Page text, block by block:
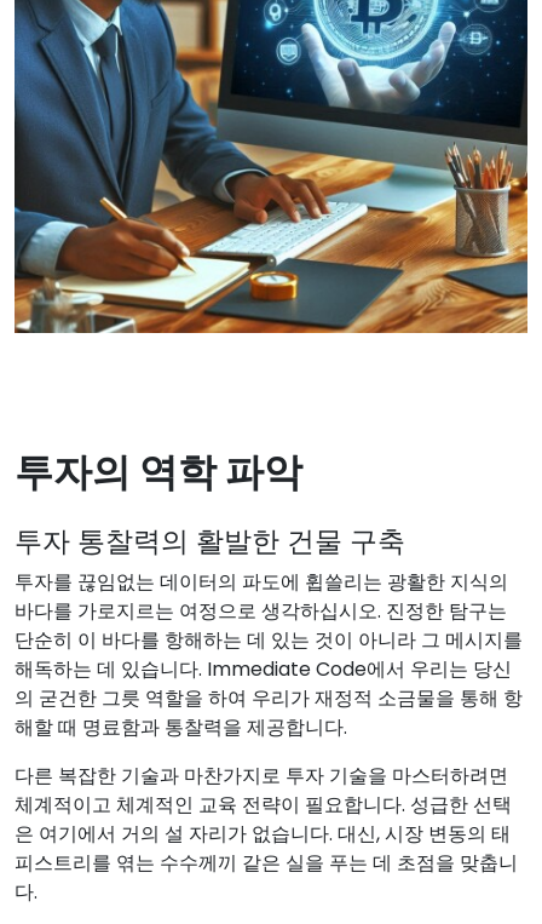
투자의 역학 파악
투자 통찰력의 활발한 건물 구축
투자를 끊임없는 데이터의 파도에 휩쓸리는 광활한 지식의
바다를 가로지르는 여정으로 생각하십시오. 진정한 탐구는
단순히 이 바다를 항해하는 데 있는 것이 아니라 그 메시지를
해독하는 데 있습니다. Immediate Code에서 우리는 당신
의 굳건한 그릇 역할을 하여 우리가 재정적 소금물을 통해 항
해할 때 명료함과 통찰력을 제공합니다.
다른 복잡한 기술과 마찬가지로 투자 기술을 마스터하려면
체계적이고 체계적인 교육 전략이 필요합니다. 성급한 선택
은 여기에서 거의 설 자리가 없습니다. 대신, 시장 변동의 태
피스트리를 엮는 수수께끼 같은 실을 푸는 데 초점을 맞춥니
다.